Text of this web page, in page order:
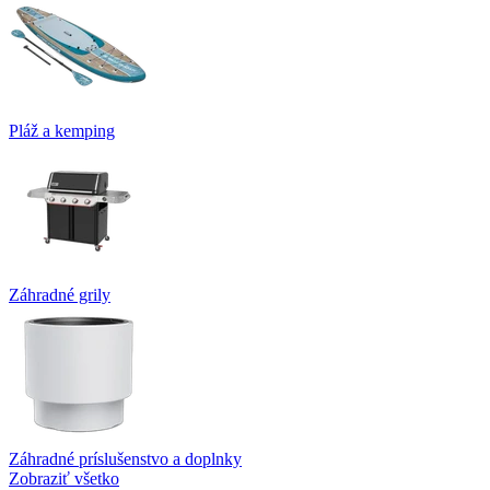
Pláž a kemping
Záhradné grily
Záhradné príslušenstvo a doplnky
Zobraziť všetko